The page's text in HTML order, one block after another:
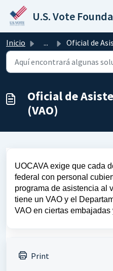
Saltar al contenido principal
U.S. Vote
Inicio ... Oficial de Asistencia al
Oficial de
(VAO)
UOCAVA exige que cada
federal con personal
programa de asistencia al
tiene un VAO y el
VAO en ciertas embajadas
Print